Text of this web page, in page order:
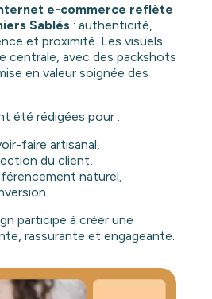
e-commerce reflète
Sablés : authenticité,
et proximité. Les visuels
centrale, avec des packshots
en valeur soignée des
été rédigées pour :
faire artisanal,
du client,
naturel,
participe à créer une
rassurante et engageante.